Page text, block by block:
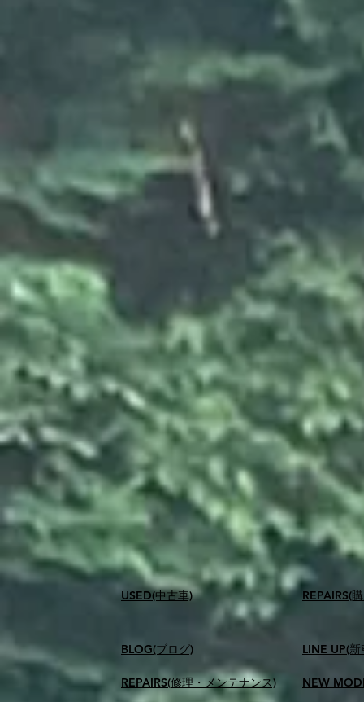
USED(中古車)
BLOG(ブログ)
REPAIRS(修理・メンテナンス)
​REPAIRS(
LINE UP(
NEW